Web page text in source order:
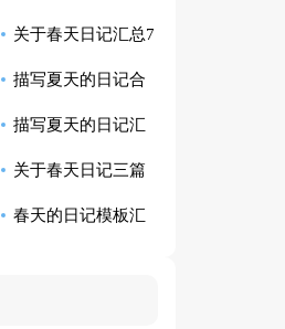
六篇
关于春天日记汇总7
篇描写夏天的日记合
集十篇
描写夏天的日记汇
编四篇
关于春天日记三篇
春天的日记模板汇